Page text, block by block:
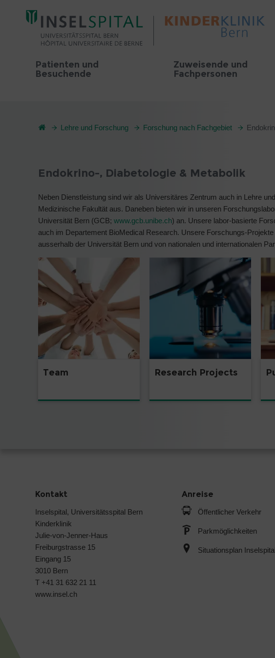
Patienten und
Besuchende
Zuweisende und
Fachpersonen
Lehre und Forschung Forschung nach Fachgebiet
Endokrino-, Diabetologie & Metabolik
Neben Dienstleistung sind wir als Universitäres Zentrum auch in Lehre
Medizinische Fakultät aus. Daneben bieten wir in unseren
Universität Bern (GCB; www.gcb.unibe.ch) an. Unsere labor-basierte
auch im Departement BioMedical Research. Unsere Forschungs-
ausserhalb der Universität Bern und von nationalen und internationalen
Team Research Projects
Kontakt
Inselspital, Universitätsspital Bern
Kinderklinik
Julie-von-Jenner-Haus
Freiburgstrasse 15
Eingang 15
3010 Bern
T +41 31 632 21 11
www.insel.ch
Anreise
Öffentlicher Verkehr
Parkmöglichkeiten
Situationsplan Inselspital